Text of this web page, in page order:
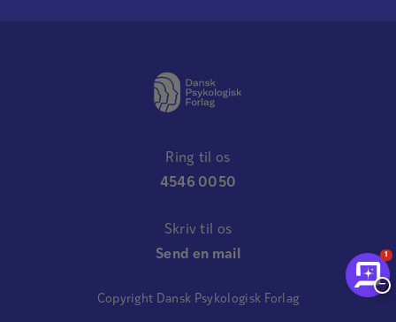
Ring til os
4546 0050
Skriv til os
Send en mail
Copyright Dansk Psykologisk Forlag
1
−